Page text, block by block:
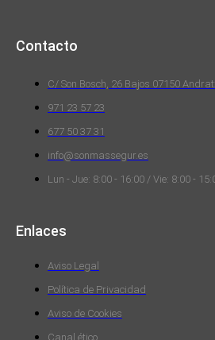
Contacto
C/ Son Bosch, 26 Bajos 07150
971 23 57 23
677 50 37 31
info@sonmassegur.es
Lun - Jue: 8:00 - 16:00 / Vie: 8:00 -
Enlaces
Aviso Legal
Política de Privacidad
Aviso de Cookies
Canal ético